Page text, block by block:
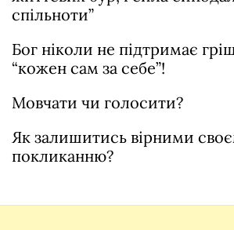
спільноти”
Бог ніколи не підтримає
“кожен сам за себе”!
Мовчати чи голосити?
Як залишитись вірними
покликанню?